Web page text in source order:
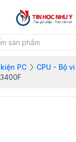
PC
CPU - Bộ